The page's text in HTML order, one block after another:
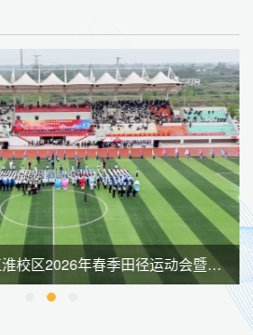
【组图】我校举行江淮校区2026年春季田径运动会暨全民健身大会